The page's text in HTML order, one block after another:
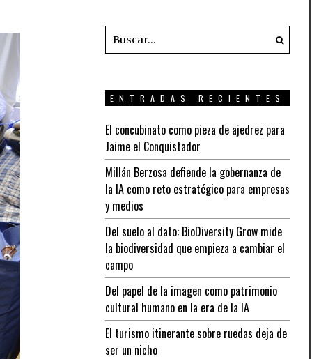
ENTRADAS RECIENTES
El concubinato como pieza de ajedrez para
Jaime el Conquistador
Millán Berzosa defiende la gobernanza de
la IA como reto estratégico para empresas
y medios
Del suelo al dato: BioDiversity Grow mide
la biodiversidad que empieza a cambiar el
campo
Del papel de la imagen como patrimonio
cultural humano en la era de la IA
El turismo itinerante sobre ruedas deja de
ser un nicho